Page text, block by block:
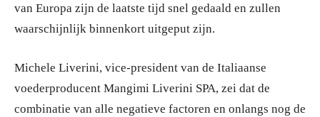
van Europa zijn de laatste tijd snel gedaald en zullen
waarschijnlijk binnenkort uitgeput zijn.
Michele Liverini, vice-president van de Italiaanse
voederproducent Mangimi Liverini SPA, zei dat de
combinatie van alle negatieve factoren en onlangs nog de